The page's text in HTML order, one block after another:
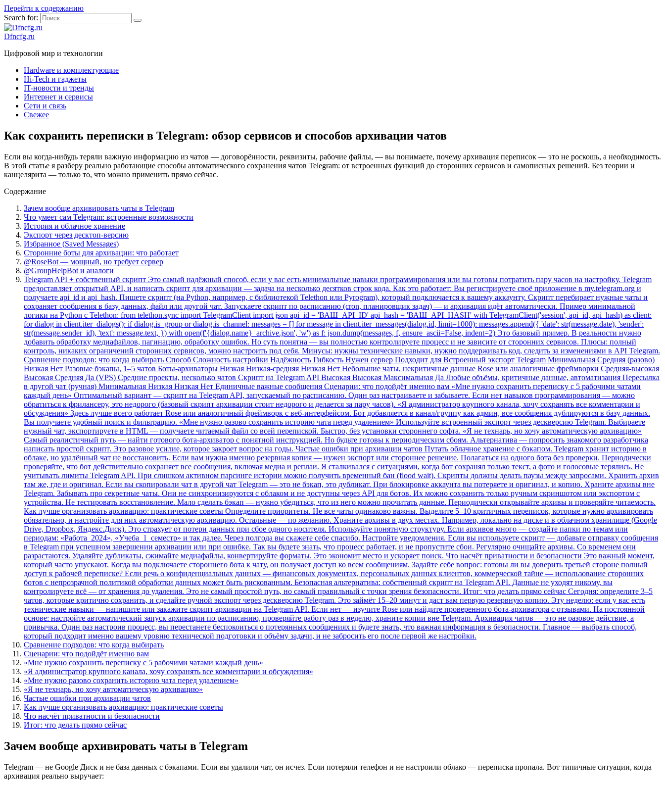
Перейти к содержанию
Search for:
Dfncfg.ru
Цифровой мир и технологии
Hardware и комплектующие
Hi-Tech и гаджеты
IT-новости и тренды
Интернет и сервисы
Сети и связь
Свежее
Как сохранить переписки в Telegram: обзор сервисов и способов архивации чатов
Если вы когда-нибудь теряли важную информацию из чатов — договорённости, реквизиты, рабочие файлы, — вы понимаете, почему архивация переписок — это не роскошь, а необходимость.
В этой статье я разберу реально работающие способы автоматического сохранения чатов Telegram: от встроенных функций до сторонних сервисов и самописных решений. Без теории и
канцелярита — только то, что можно применить прямо сейчас.
Содержание
Зачем вообще архивировать чаты в Telegram
Что умеет сам Telegram: встроенные возможности
История и облачное хранение
Экспорт через десктоп-версию
Избранное (Saved Messages)
Сторонние боты для архивации: что работает
@RoseBot — мощный, но требует сервер
@GroupHelpBot и аналоги
Telegram API + собственный скрипт Это самый надёжный способ, если у вас есть минимальные навыки программирования или вы готовы потратить пару часов на настройку. Telegram
предоставляет открытый API, и написать скрипт для архивации — задача на несколько десятков строк кода. Как это работает: Вы регистрируете своё приложение в my.telegram.org и
получаете api_id и api_hash. Пишете скрипт (на Python, например, с библиотекой Telethon или Pyrogram), который подключается к вашему аккаунту. Скрипт перебирает нужные чаты и
сохраняет сообщения в базу данных, файл или другой чат. Запускаете скрипт по расписанию (cron, планировщик задач) — и архивация идёт автоматически. Пример минимальной
логики на Python с Telethon: from telethon.sync import TelegramClient import json api_id = 'ВАШ_API_ID' api_hash = 'ВАШ_API_HASH' with TelegramClient('session', api_id, api_hash) as client:
for dialog in client.iter_dialogs(): if dialog.is_group or dialog.is_channel: messages = [] for message in client.iter_messages(dialog.id, limit=1000): messages.append({ 'date': str(message.date), 'sender':
str(message.sender_id), 'text': message.text, }) with open(f'{dialog.name}_archive.json', 'w') as f: json.dump(messages, f, ensure_ascii=False, indent=2) Это базовый пример. В реальности нужно
добавить обработку медиафайлов, пагинацию, обработку ошибок. Но суть понятна — вы полностью контролируете процесс и не зависите от сторонних сервисов. Плюсы: полный
контроль, никаких ограничений сторонних сервисов, можно настроить под себя. Минусы: нужны технические навыки, нужно поддерживать код, следить за изменениями в API Telegram.
Сравнение подходов: что когда выбирать Способ Сложность настройки Надёжность Гибкость Нужен сервер Подходит для Встроенный экспорт Telegram Минимальная Средняя (разово)
Низкая Нет Разовые бэкапы, 1–5 чатов Боты-архиваторы Низкая Низкая-средняя Низкая Нет Небольшие чаты, некритичные данные Rose или аналогичные фреймворки Средняя-высокая
Высокая Средняя Да (VPS) Средние проекты, несколько чатов Скрипт на Telegram API Высокая Высокая Максимальная Да Любые объёмы, критичные данные, автоматизация Пересылка
в другой чат (ручная) Минимальная Низкая Низкая Нет Единичные важные сообщения Сценарии: что подойдёт именно вам «Мне нужно сохранить переписку с 5 рабочими чатами
каждый день» Оптимальный вариант — скрипт на Telegram API, запускаемый по расписанию. Один раз настраиваете и забываете. Если нет навыков программирования — можно
обратиться к фрилансеру, это недорого (базовый скрипт архивации стоит недорого и делается за пару часов). «Я администратор крупного канала, хочу сохранять все комментарии и
обсуждения» Здесь лучше всего работает Rose или аналогичный фреймворк с веб-интерфейсом. Бот добавляется в канал/группу как админ, все сообщения дублируются в базу данных.
Вы получаете удобный поиск и фильтрацию. «Мне нужно разово сохранить историю чата перед удалением» Используйте встроенный экспорт через дескверсию Telegram. Выбираете
нужный чат, экспортируете в HTML — получаете читаемый файл со всей перепиской. Быстро, без установки стороннего софта. «Я не технарь, но хочу автоматическую архивацию»
Самый реалистичный путь — найти готового бота-архиватор с понятной инструкцией. Но будьте готовы к периодическим сбоям. Альтернатива — попросить знакомого разработчика
написать простой скрипт. Это разовое усилие, которое закроет вопрос на годы. Частые ошибки при архивации чатов Путать облачное хранение с бэкапом. Telegram хранит историю в
облаке, но удалённый чат не восстановить. Если вам нужна именно резервная копия — нужен экспорт или стороннее решение. Полагаться на одного бота без проверки. Периодически
проверяйте, что бот действительно сохраняет все сообщения, включая медиа и реплаи. Я сталкивался с ситуациями, когда бот сохранял только текст, а фото и голосовые терялись. Не
учитывать лимиты Telegram API. При слишком активном парсинге истории можно получить временный бан (flood wait). Скрипты должны делать паузы между запросами. Хранить архив
там же, где и оригинал. Если вы скопировали чат в другой чат Telegram — это не бэкап, это дубликат. При блокировке аккаунта вы потеряете и оригинал, и копию. Храните архивы вне
Telegram. Забывать про секретные чаты. Они не синхронизируются с облаком и не доступны через API для ботов. Их можно сохранить только ручным скриншотом или экспортом с
устройства. Не тестировать восстановление. Мало сделать бэкап — нужно убедиться, что из него можно прочитать данные. Периодически открывайте архивы и проверяйте читаемость.
Как лучше организовать архивацию: практические советы Определите приоритеты. Не все чаты одинаково важны. Выделите 5–10 критичных переписок, которые нужно архивировать
обязательно, и настройте для них автоматическую архивацию. Остальные — по желанию. Храните архивы в двух местах. Например, локально на диске и в облачном хранилище (Google
Drive, Dropbox, Яндекс.Диск). Это страхует от потери данных при сбое одного носителя. Используйте понятную структуру. Если архивов много — создайте папки по темам или
периодам: «Работа_2024», «Учеба_1_семестр» и так далее. Через полгода вы скажете себе спасибо. Настройте уведомления. Если вы используете скрипт — добавьте отправку сообщения
в Telegram при успешном завершении архивации или при ошибке. Так вы будете знать, что процесс работает, и не пропустите сбои. Регулярно очищайте архивы. Со временем они
разрастаются. Удаляйте дубликаты, сжимайте медиафайлы, конвертируйте форматы. Это экономит место и ускоряет поиск. Что насчёт приватности и безопасности Это важный момент,
который часто упускают. Когда вы подключаете стороннего бота к чату, он получает доступ ко всем сообщениям. Задайте себе вопрос: готовы ли вы доверить третьей стороне полный
доступ к рабочей переписке? Если речь о конфиденциальных данных — финансовых документах, персональных данных клиентов, коммерческой тайне — использование сторонних
ботов с непрозрачной политикой обработки данных может быть рискованным. Безопасная альтернатива: собственный скрипт на Telegram API. Данные не уходят никому, вы
контролируете всё — от хранения до удаления. Это не самый простой путь, но самый правильный с точки зрения безопасности. Итог: что делать прямо сейчас Сегодня: определите 3–5
чатов, которые критично сохранить, и сделайте ручной экспорт через дескверсию Telegram. Это займёт 15–20 минут и даст вам первую резервную копию. Эту неделю: если у вас есть
технические навыки — напишите или закажите скрипт архивации на Telegram API. Если нет — изучите Rose или найдите проверенного бота-архиватора с отзывами. На постоянной
основе: настройте автоматический запуск архивации по расписанию, проверяйте работу раз в неделю, храните копии вне Telegram. Архивация чатов — это не разовое действие, а
привычка. Один раз настроив процесс, вы перестанете беспокоиться о потерянных сообщениях и будете знать, что важная информация в безопасности. Главное — выбрать способ,
который подходит именно вашему уровню технической подготовки и объёму задачи, и не забросить его после первой же настройки.
Сравнение подходов: что когда выбирать
Сценарии: что подойдёт именно вам
«Мне нужно сохранить переписку с 5 рабочими чатами каждый день»
«Я администратор крупного канала, хочу сохранять все комментарии и обсуждения»
«Мне нужно разово сохранить историю чата перед удалением»
«Я не технарь, но хочу автоматическую архивацию»
Частые ошибки при архивации чатов
Как лучше организовать архивацию: практические советы
Что насчёт приватности и безопасности
Итог: что делать прямо сейчас
Зачем вообще архивировать чаты в Telegram
Telegram — не Google Диск и не база данных с бэкапами. Если вы удалили чат, он исчез. Если потеряли телефон и не настроили облако — переписка пропала. Вот типичные ситуации, когда
архивация реально выручает: